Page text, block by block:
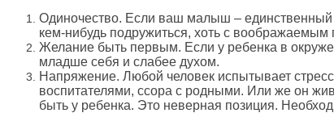
Одиночество. Если ваш малыш – единственный
кем-нибудь подружиться, хоть с воображаемым
Желание быть первым. Если у ребенка в
младше себя и слабее духом.
Напряжение. Любой человек испытывает
воспитателями, ссора с родными. Или же он
быть у ребенка. Это неверная позиция.